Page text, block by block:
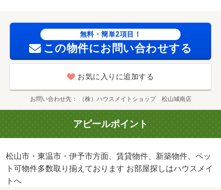
無料・簡単2項目！
この物件にお問い合わせする
お気に入りに追加する
お問い合わせ先 （株）ハウスメイトショップ 松山城南店
アピールポイント
松山市・東温市・伊予市方面、賃貸物件、新築物件、ペッ
ト可物件多数取り揃えております お部屋探しはハウスメイ
トへ